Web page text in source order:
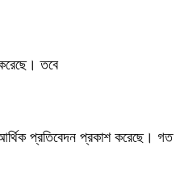
তবে
আর্থিক প্রতিবেদন প্রকাশ করেছে। গত